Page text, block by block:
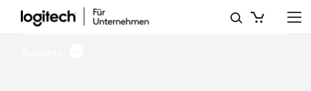
FALLSTUDIE: